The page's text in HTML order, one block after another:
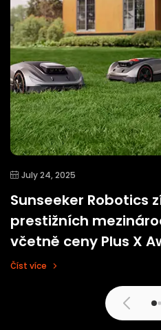
July 24, 2025
Sunseeker Robotics
prestižních
včetně ceny Plus X
Číst více